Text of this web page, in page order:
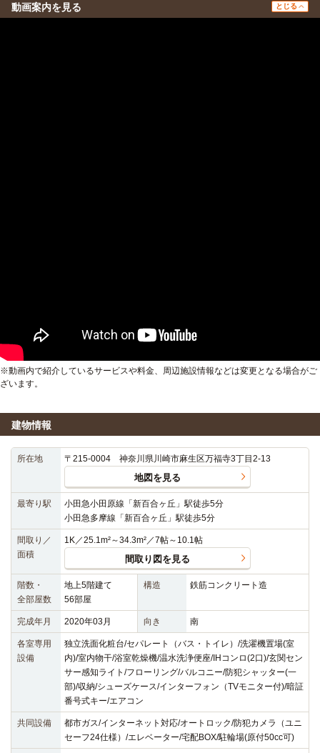
動画案内を見る とじる
※動画内で紹介しているサービスや料金、周辺施設情報などは変更となる場合がご
ざいます。
建物情報
所在地 〒215-0004 神奈川県川崎市麻生区万福寺3丁目2-13
地図を見る
最寄り駅
小田急小田原線「新百合ヶ丘」駅徒歩5分
小田急多摩線「新百合ヶ丘」駅徒歩5分
間取り／
面積
1K／25.1m²～34.3m²／7帖～10.1帖
間取り図を見る
階数・
全部屋数
地上5階建て
56部屋
構造 鉄筋コンクリート造
完成年月 2020年03月 向き 南
各室専用
設備
独立洗面化粧台/セパレート（バス・トイレ）/洗濯機置場(室
内)/室内物干/浴室乾燥機/温水洗浄便座/IHコンロ(2口)/玄関セン
サー感知ライト/フローリング/バルコニー/防犯シャッター(一
部)/収納/シューズケース/インターフォン（TVモニター付)/暗証
番号式キー/エアコン
共同設備
都市ガス/インターネット対応/オートロック/防犯カメラ（ユニ
セーフ24仕様）/エレベーター/宅配BOX/駐輪場(原付50cc可)